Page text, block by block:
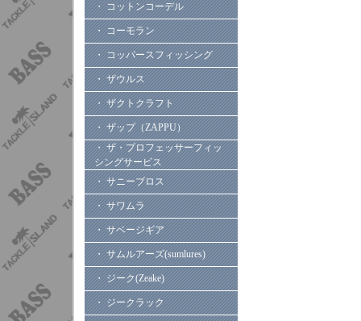
・ コットンコーデル
・ コーモラン
・ コッパースフィッシング
・ ザウルス
・ ザクトクラフト
・ ザップ（ZAPPU）
・ ザ・プロフェッサーフィッ
シングサービス
・ サニーブロス
・ サワムラ
・ サベージギア
・ サムルアーズ(sumlures)
・ ジーク(Zeake)
・ ジークラック